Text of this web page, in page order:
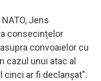
Jens
consecințelor
convoaielor cu
cazul unui atac al
cinci ar fi declanșat".